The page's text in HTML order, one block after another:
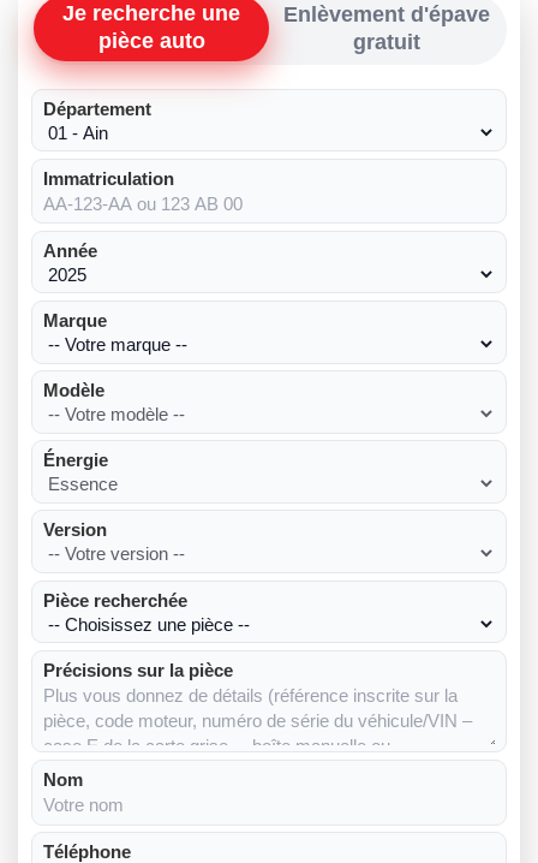
Je recherche une
pièce auto
Enlèvement d'épave
gratuit
Département
Immatriculation
Année
Marque
Modèle
Énergie
Version
Pièce recherchée
Précisions sur la pièce
Nom
Téléphone